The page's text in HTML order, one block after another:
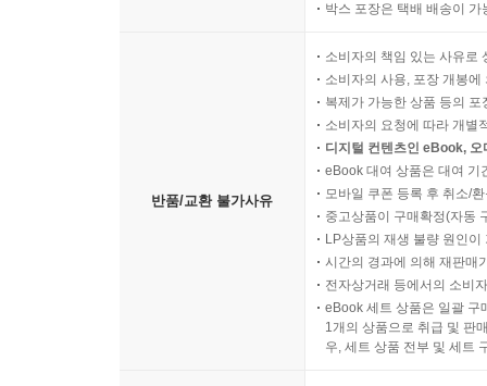
박스 포장은 택배 배송이
반품/교환 불가사유
소비자의 책임 있는 사유로
소비자의 사용, 포장 개봉
복제가 가능한 상품 등의
소비자의 요청에 따라 개별
디지털 컨텐츠인 eBook,
eBook 대여 상품은 대여 기
모바일 쿠폰 등록 후 취소/
중고상품이 구매확정(자동
LP상품의 재생 불량 원인
시간의 경과에 의해 재판매
전자상거래 등에서의 소비
eBook 세트 상품은 일괄 구
1개의 상품으로 취급 및 판
우, 세트 상품 전부 및 세트